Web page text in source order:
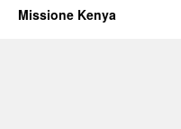
Missione Kenya